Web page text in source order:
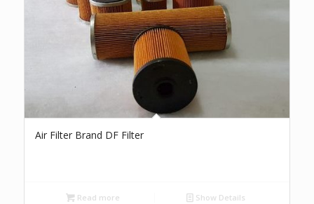
Air Filter Brand DF Filter
Read more Show Details